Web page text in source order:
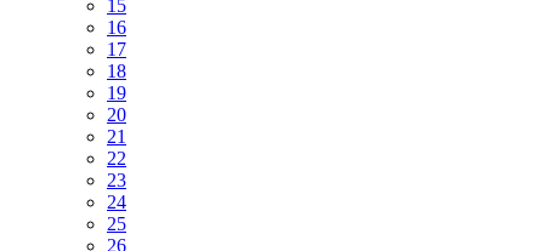
15
16
17
18
19
20
21
22
23
24
25
26